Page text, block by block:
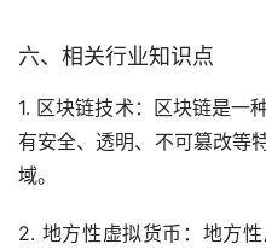
六、相关行业知识点
1. 区块链技术：区块链是一
有安全、透明、不可篡改等
域。
2. 地方性虚拟货币：地方